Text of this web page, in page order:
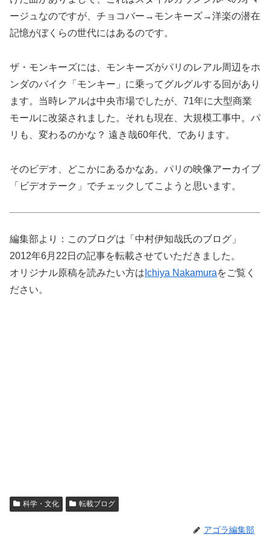
ージュなのですが、チョコバー→モンキーズ→洋楽の潜在
記憶がぼくらの世代にはあるのです。
ザ・モンキーズには、モンキーズがパリのレアル周辺をホ
ンダのバイク「モンキー」に乗ってグルグルする回があり
ます。当時レアルは中央市場でしたが、71年に大型商業
モールに改築されました。それも現在、大規模工事中。パ
リも、変わるのかな？ 遠き哉60年代、であります。
そのビデオ、どこかにあるかなあ。パリの映像アーカイブ
「ビデオテーク」でチェックしてこようと思います。
編集部より：このブログは「中村伊知哉氏のブログ」
2012年6月22日の記事を転載させていただきました。
オリジナル原稿を読みたい方は Ichiya Nakamuraをご覧く
ださい。
科学・文化 転載ブログ
アゴラ編集部